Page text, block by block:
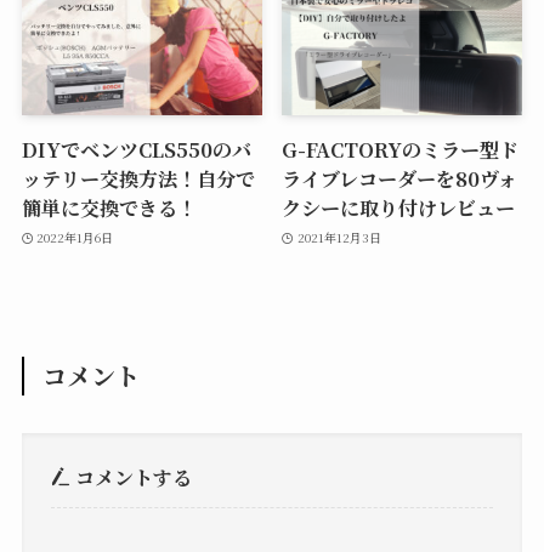
DIYでベンツCLS550のバ
ッテリー交換方法！自分で
簡単に交換できる！
2022年1月6日
G-FACTORYのミラー型ド
ライブレコーダーを80ヴォ
クシーに取り付けレビュー
2021年12月3日
コメント
コメントする